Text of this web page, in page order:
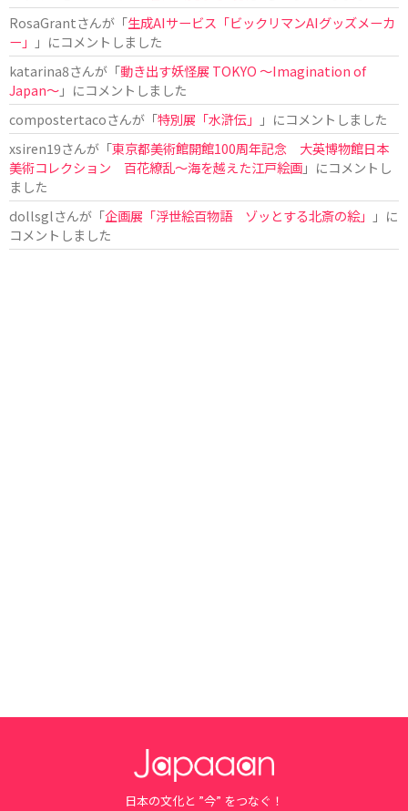
RosaGrantさんが「生成AIサービス「ビックリマンAIグッズメーカ
ー」
」にコメントしました
katarina8さんが「動き出す妖怪展 TOKYO 〜Imagination of
Japan〜」にコメントしました
compostertacoさんが「特別展「水滸伝」
」にコメントしました
xsiren19さんが「東京都美術館開館100周年記念 大英博物館日本
美術コレクション 百花繚乱～海を越えた江戸絵画」にコメントし
ました
dollsglさんが「企画展「浮世絵百物語 ゾッとする北斎の絵」
」に
コメントしました
日本の文化と ”今” をつなぐ！